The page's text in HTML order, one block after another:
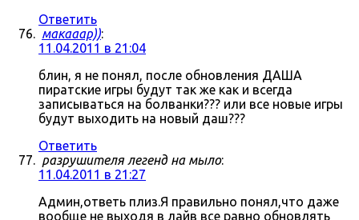
Ответить
макааар)):
11.04.2011 в 21:04
блин, я не понял, после обновления ДАША
пиратские игры будут так же как и всегда
записываться на болванки??? или все новые игры
будут выходить на новый даш???
Ответить
разрушителя легенд на мыло:
11.04.2011 в 21:27
Админ,ответь плиз.Я правильно понял,что даже
вообще не выходя в лайв все равно обновлять